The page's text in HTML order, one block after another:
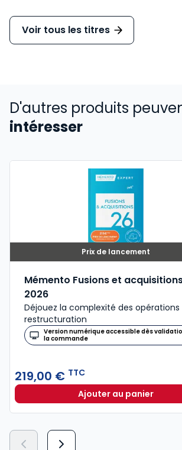
Voir tous les titres
D'autres produits
intéresser
Prix de lancement
Mémento Fusions et
2026
Déjouez la complexité des opérations
restructuration
Version numérique accessible dès
la commande
219,00 € TTC
Ajouter au panier
Mémento